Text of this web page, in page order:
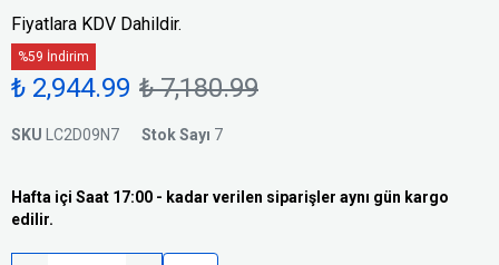
Fiyatlara KDV Dahildir.
%59 İndirim
₺ 2,944.99 ₺ 7,180.99
SKU LC2D09N7 Stok Sayı 7
Hafta içi Saat 17:00 - kadar verilen siparişler aynı gün kargo
edilir.